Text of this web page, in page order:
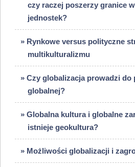
czy raczej poszerzy granice
jednostek?
» Rynkowe versus polityczne
multikulturalizmu
» Czy globalizacja prowadzi
globalnej?
» Globalna kultura i globalne
istnieje geokultura?
» Możliwości globalizacji i